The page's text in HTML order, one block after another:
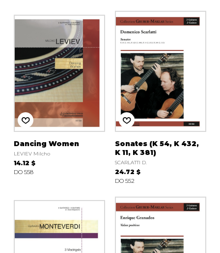
Dancing Women
LEVIEV Milcho
14.12 $
DO 558
Sonates (K 54, K 432,
K 11, K 381)
SCARLATTI D.
24.72 $
DO 552